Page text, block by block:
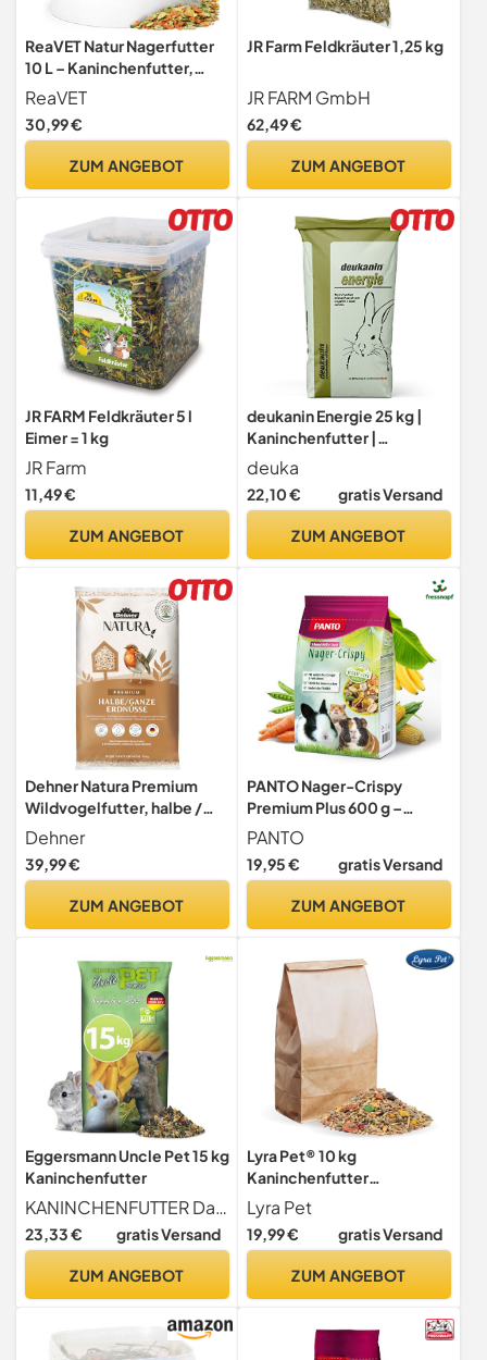
ReaVET Natur Nagerfutter
10 L – Kaninchenfutter,
Meerschweinchenfutter
auch für Hamster & Mäuse I
Artgerecht mit
Getreide & Luzerne I Ohne
ReaVET
30,99 €
ZUM ANGEBOT
JR Farm Feldkräuter 1,25 kg
JR FARM GmbH
62,49 €
ZUM ANGEBOT
JR FARM Feldkräuter 5 l
Eimer = 1 kg
JR Farm
11,49 €
ZUM ANGEBOT
deukanin Energie 25 kg |
Kaninchenfutter |
Alleinfuttermittel für
Kaninchen | Leistungsfutter
für Kaninchen | Zuchtfutter
deuka
22,10 € gratis Versand
ZUM ANGEBOT
Dehner Natura Premium
Wildvogelfutter, halbe /
ganze Erdnüsse schalenfrei,
Ganzjahresfutter
proteinreich /
hochwertiges Vogelfutter
Dehner
39,99 €
ZUM ANGEBOT
PANTO Nager-Crispy
Premium Plus 600 g –
Nager- & Kaninchenfutter
Knuspermix
PANTO
19,95 € gratis Versand
ZUM ANGEBOT
Eggersmann Uncle Pet 15 kg
Kaninchenfutter
KANINCHENFUTTER Das Kaninchenfutter ist speziell auf die Befürfnisse von Kaninchen angespasst und liefert durch den Zusatz von Kräutern und Karotten gesunde Energie.
23,33 € gratis Versand
ZUM ANGEBOT
Lyra Pet® 10 kg
Kaninchenfutter
Alleinfutter Kaninchen
artgerecht natürlich
Lyra Pet
19,99 € gratis Versand
ZUM ANGEBOT